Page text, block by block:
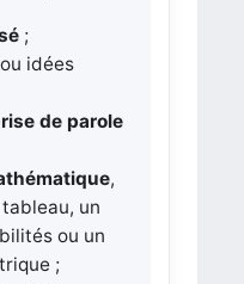
;
ou idées
de parole
,
un
ou un
;